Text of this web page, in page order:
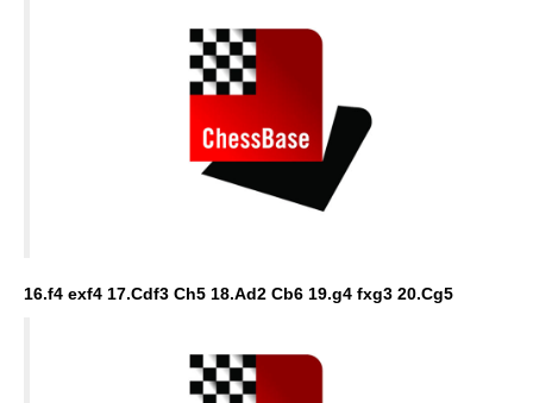
16.f4 exf4 17.Cdf3 Ch5 18.Ad2 Cb6 19.g4 fxg3 20.Cg5